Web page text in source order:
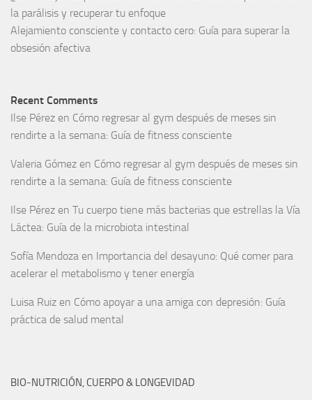
la parálisis y recuperar tu enfoque
Alejamiento consciente y contacto cero: Guía para superar la
obsesión afectiva
Recent Comments
Ilse Pérez en Cómo regresar al gym después de meses sin
rendirte a la semana: Guía de fitness consciente
Valeria Gómez en Cómo regresar al gym después de meses sin
rendirte a la semana: Guía de fitness consciente
Ilse Pérez en Tu cuerpo tiene más bacterias que estrellas la Vía
Láctea: Guía de la microbiota intestinal
Sofía Mendoza en Importancia del desayuno: Qué comer para
acelerar el metabolismo y tener energía
Luisa Ruiz en Cómo apoyar a una amiga con depresión: Guía
práctica de salud mental
BIO-NUTRICIÓN, CUERPO & LONGEVIDAD